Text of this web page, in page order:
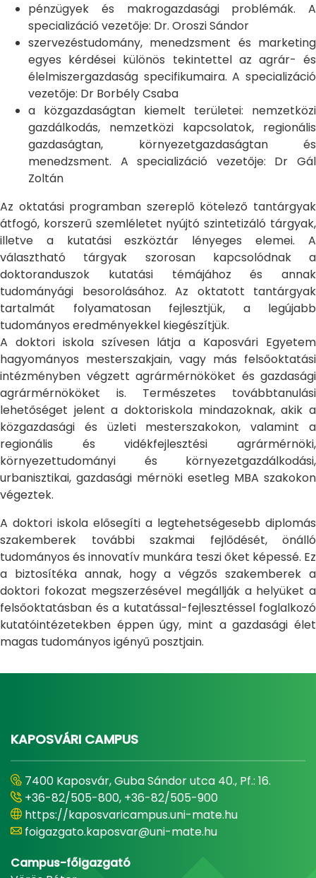
pénzügyek és makrogazdasági problémák. A
specializáció vezetője: Dr. Oroszi Sándor
szervezéstudomány, menedzsment és marketing
egyes kérdései különös tekintettel az agrár- és
élelmiszergazdaság specifikumaira. A specializáció
vezetője: Dr Borbély Csaba
a közgazdaságtan kiemelt területei: nemzetközi
gazdálkodás, nemzetközi kapcsolatok, regionális
gazdaságtan, környezetgazdaságtan és
menedzsment. A specializáció vezetője: Dr Gál
Zoltán
Az oktatási programban szereplő kötelező tantárgyak
átfogó, korszerű szemléletet nyújtó szintetizáló tárgyak,
illetve a kutatási eszköztár lényeges elemei. A
választható tárgyak szorosan kapcsolódnak a
doktoranduszok kutatási témájához és annak
tudományági besorolásához. Az oktatott tantárgyak
tartalmát folyamatosan fejlesztjük, a legújabb
tudományos eredményekkel kiegészítjük.
A doktori iskola szívesen látja a Kaposvári Egyetem
hagyományos mesterszakjain, vagy más felsőoktatási
intézményben végzett agrármérnököket és gazdasági
agrármérnököket is. Természetes továbbtanulási
lehetőséget jelent a doktoriskola mindazoknak, akik a
közgazdasági és üzleti mesterszakokon, valamint a
regionális és vidékfejlesztési agrármérnöki,
környezettudományi és környezetgazdálkodási,
urbanisztikai, gazdasági mérnöki esetleg MBA szakokon
végeztek.
A doktori iskola elősegíti a legtehetségesebb diplomás
szakemberek további szakmai fejlődését, önálló
tudományos és innovatív munkára teszi őket képessé. Ez
a biztosítéka annak, hogy a végzős szakemberek a
doktori fokozat megszerzésével megállják a helyüket a
felsőoktatásban és a kutatással-fejlesztéssel foglalkozó
kutatóintézetekben éppen úgy, mint a gazdasági élet
magas tudományos igényű posztjain.
KAPOSVÁRI CAMPUS
7400 Kaposvár, Guba Sándor utca 40., Pf.: 16.
+36-82/505-800, +36-82/505-900
https://kaposvaricampus.uni-mate.hu
foigazgato.kaposvar@uni-mate.hu
Campus-főigazgató